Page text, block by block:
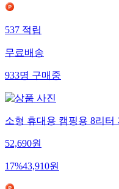
537적립
무료배송
933명구매중
소형 휴대용 캠핑용 8리
52,690원
17%43,910원